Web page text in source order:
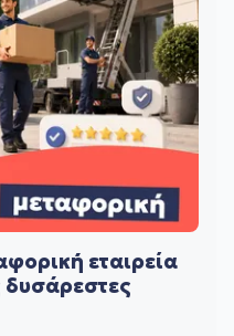
εταιρεία
δυσάρεστες